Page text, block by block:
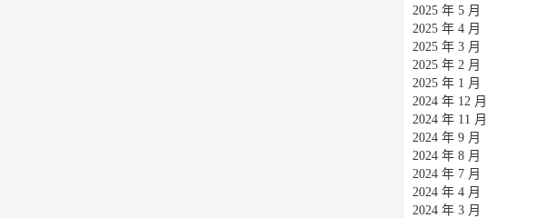
2025 年 5 月
2025 年 4 月
2025 年 3 月
2025 年 2 月
2025 年 1 月
2024 年 12 月
2024 年 11 月
2024 年 9 月
2024 年 8 月
2024 年 7 月
2024 年 4 月
2024 年 3 月